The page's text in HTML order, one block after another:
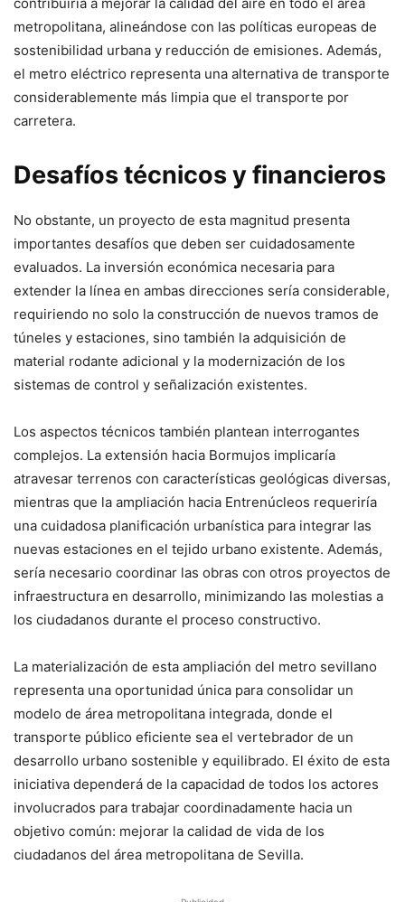
metropolitana, alineándose con las políticas europeas de
sostenibilidad urbana y reducción de emisiones. Además,
el metro eléctrico representa una alternativa de transporte
considerablemente más limpia que el transporte por
carretera.
Desafíos técnicos y financieros
No obstante, un proyecto de esta magnitud presenta
importantes desafíos que deben ser cuidadosamente
evaluados. La inversión económica necesaria para
extender la línea en ambas direcciones sería considerable,
requiriendo no solo la construcción de nuevos tramos de
túneles y estaciones, sino también la adquisición de
material rodante adicional y la modernización de los
sistemas de control y señalización existentes.
Los aspectos técnicos también plantean interrogantes
complejos. La extensión hacia Bormujos implicaría
atravesar terrenos con características geológicas diversas,
mientras que la ampliación hacia Entrenúcleos requeriría
una cuidadosa planificación urbanística para integrar las
nuevas estaciones en el tejido urbano existente. Además,
sería necesario coordinar las obras con otros proyectos de
infraestructura en desarrollo, minimizando las molestias a
los ciudadanos durante el proceso constructivo.
La materialización de esta ampliación del metro sevillano
representa una oportunidad única para consolidar un
modelo de área metropolitana integrada, donde el
transporte público eficiente sea el vertebrador de un
desarrollo urbano sostenible y equilibrado. El éxito de esta
iniciativa dependerá de la capacidad de todos los actores
involucrados para trabajar coordinadamente hacia un
objetivo común: mejorar la calidad de vida de los
ciudadanos del área metropolitana de Sevilla.